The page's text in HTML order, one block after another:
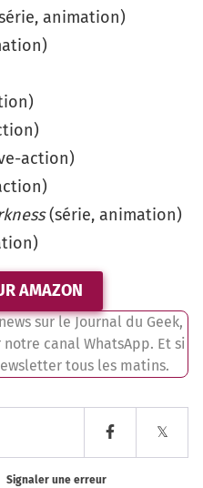
animation)
action)
(série, animation)
AMAZON
sur le Journal du Geek,
notre canal WhatsApp. Et si
tous les matins.
𝕏
Signaler une erreur